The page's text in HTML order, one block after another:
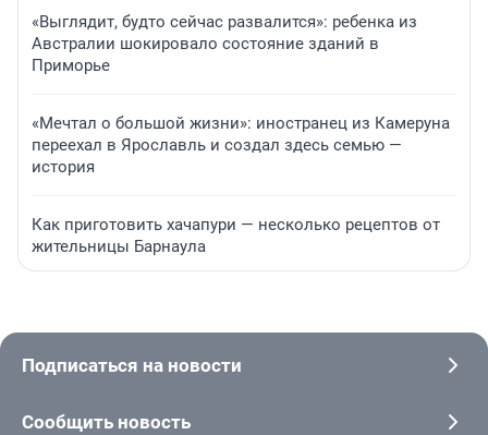
«Выглядит, будто сейчас развалится»: ребенка из
Австралии шокировало состояние зданий в
Приморье
«Мечтал о большой жизни»: иностранец из Камеруна
переехал в Ярославль и создал здесь семью —
история
Как приготовить хачапури — несколько рецептов от
жительницы Барнаула
Подписаться на новости
Сообщить новость